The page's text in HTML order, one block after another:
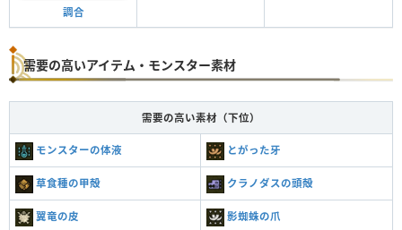
調合
需要の高いアイテム・モンスター素材
需要の高い素材（下位）
モンスターの体液 とがった牙
草食種の甲殻 クラノダスの頭殻
翼竜の皮 影蜘蛛の爪